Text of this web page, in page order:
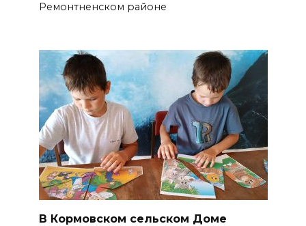
Ремонтненском районе
В Кормовском сельском Доме